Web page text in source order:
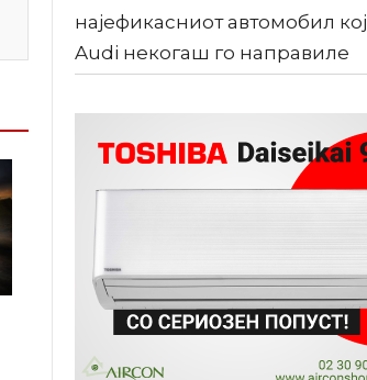
најефикасниот автомобил кој
Audi некогаш го направиле